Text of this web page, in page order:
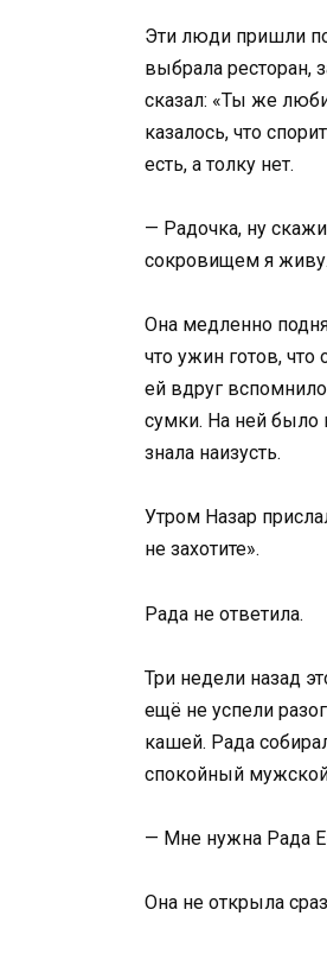
Эти люди пришли
выбрала ресторан,
сказал: «Ты же
казалось, что
есть, а толку нет.
— Радочка, ну
сокровищем я живу.
Она медленно
что ужин готов,
ей вдруг
сумки. На ней было
знала наизусть.
Утром Назар
не захотите».
Рада не ответила.
Три недели назад
ещё не успели
кашей. Рада
спокойный мужской
— Мне нужна Рада
Она не открыла